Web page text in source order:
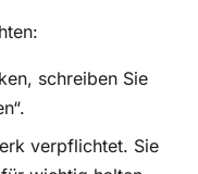
schreiben Sie
verpflichtet. Sie